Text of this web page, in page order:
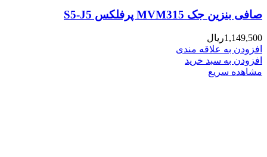
صافی بنزین جک MVM315 پرفلکس S5-J5
1,149,500ریال
افزودن به علاقه مندی
افزودن به سبد خرید
مشاهده سریع